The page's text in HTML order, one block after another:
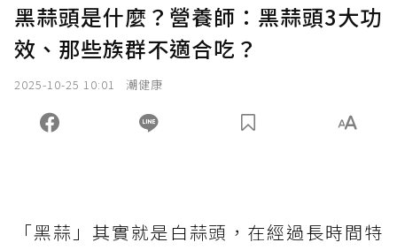
黑蒜頭是什麼？營養師：黑蒜頭3大功
效、那些族群不適合吃？
2025-10-25 10:01 潮健康
「黑蒜」其實就是白蒜頭，在經過長時間特